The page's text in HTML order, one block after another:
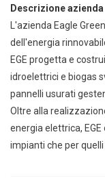
Descrizione azienda
L'azienda Eagle
dell'energia
EGE progetta e
idroelettrici e biogas
pannelli usurati
Oltre alla
energia elettrica,
impianti che per